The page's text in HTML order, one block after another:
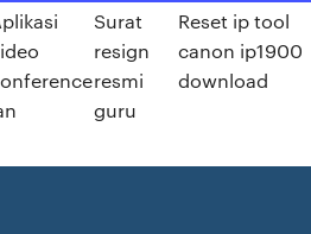
Surat
resign
resmi
guru
Reset ip tool
canon ip1900
download